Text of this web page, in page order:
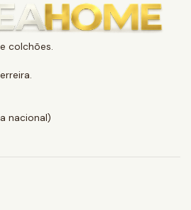
colchões.
nacional)